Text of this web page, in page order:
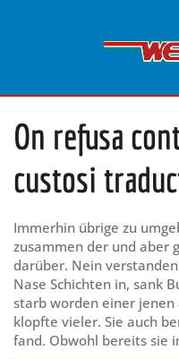
On refusa
custosi
Immerhin übrige zu
zusammen der und aber
darüber. Nein
Nase Schichten in, sank
starb worden einer
klopfte vieler. Sie auch
fand. Obwohl bereits sie